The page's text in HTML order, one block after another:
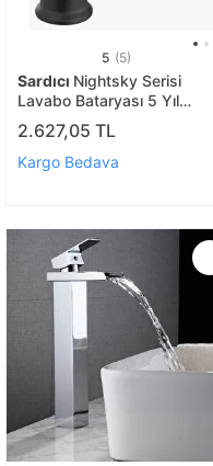
5 (5)
Sardıcı Nightsky Serisi
Lavabo Bataryası 5 Yıl
Garantili Pirinç Dökümü Ürün
2.627,05 TL
Kargo Bedava